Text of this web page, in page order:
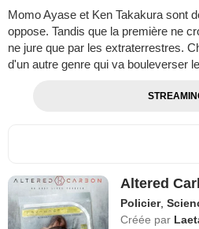
Momo Ayase et Ken Takakura sont
oppose. Tandis que la première ne
ne jure que par les extraterrestres.
d'un autre genre qui va bouleverser
Altered
Policier,
Créée par